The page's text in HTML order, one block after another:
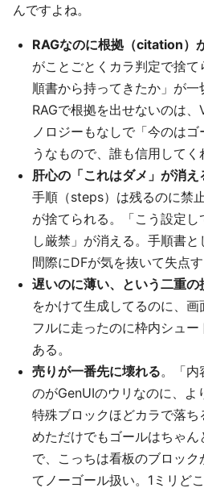
んですよね。
RAGなのに根拠（citation）
がことごとくカラ判定で捨
順書から持ってきたか」が
RAGで根拠を出せないのは
ノロジーもなしで「今のは
うなもので、誰も信用してく
肝心の「これはダメ」が消え
手順（steps）は残るのに禁
が捨てられる。「こう設定
し厳禁」が消える。手順書
間際にDFが気を抜いて失点す
遅いのに薄い、という二重の
をかけて生成してるのに、
フルに走ったのに枠内シュ
ある。
売りが一番先に壊れる。「内
のがGenUIのウリなのに、よ
特殊ブロックほどカラで落
めただけでもゴールはちゃ
で、こっちは看板のブロック
てノーゴール扱い。1ミリど